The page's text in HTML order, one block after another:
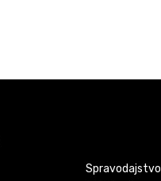
Spravodajstvo